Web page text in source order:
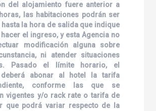
del alojamiento fuere anterior a
las habitaciones podrán ser
la hora de salida que indique
el ingreso, y esta Agencia no
modificación alguna sobre
ni atender situaciones
Pasado el límite horario, el
deberá abonar al hotel la tarifa
conforme las que se
vigentes y/o rack rate o tarifa de
que podrá variar respecto de la